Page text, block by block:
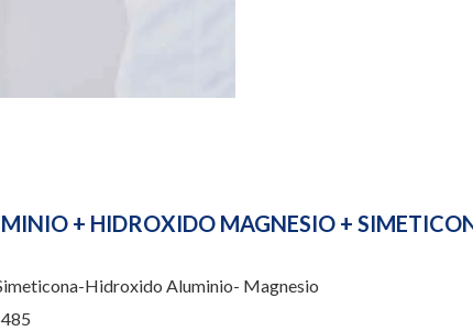
+ HIDROXIDO MAGNESIO +
Hidroxido Aluminio- Magnesio